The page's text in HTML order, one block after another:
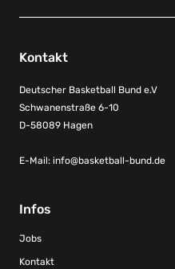
Kontakt
Deutscher Basketball Bund e.V
Schwanenstraße 6-10
D-58089 Hagen
E-Mail: info@basketball-bund.de
Infos
Jobs
Kontakt